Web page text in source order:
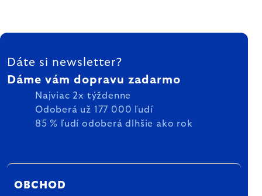
ZÁPÄTIE
Dáte si newsletter?
Dáme vám dopravu zadarmo
Najviac 2x týždenne
Odoberá už 177 000 ľudí
85 % ľudí odoberá dlhšie ako rok
OBCHOD